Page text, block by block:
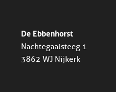
De Ebbenhorst
Nachtegaalsteeg 1
3862 WJ Nijkerk